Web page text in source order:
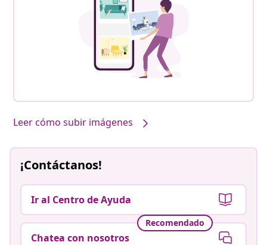
Leer cómo subir imágenes
¡Contáctanos!
Ir al Centro de Ayuda
Recomendado
Chatea con nosotros